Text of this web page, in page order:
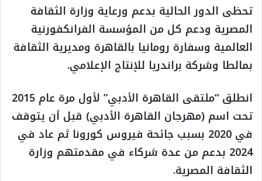
تحظى الدور الحالية بدعم ورعاية وزارة الثقافة
المصرية ودعم كل من المؤسسة الفرانكفورنية
العالمية وسفارة رومانيا بالقاهرة ومديرية الثقافة
بمالطا وشركة براندريا للإنتاج الإعلامي.
انطلق “ملتقى القاهرة الأدبي” لأول مرة عام 2015
تحت اسم (مهرجان القاهرة الأدبي) قبل أن يتوقف
في 2020 بسبب جائحة فيروس كورونا ثم عاد في
2024 بدعم من عدة شركاء في مقدمتهم وزارة
الثقافة المصرية.